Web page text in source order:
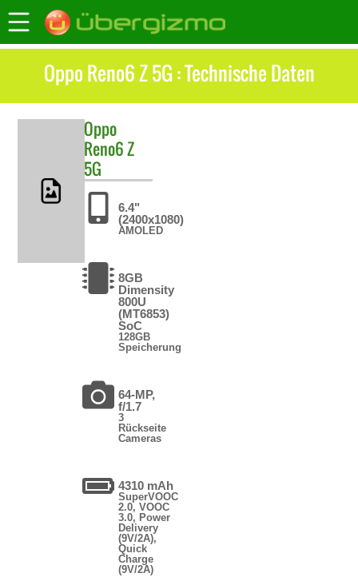
Oppo Reno6 Z 5G : Technische Daten
Oppo
Reno6 Z
5G
6.4"
(2400x1080)
AMOLED
8GB
Dimensity
800U
(MT6853)
SoC
128GB
Speicherung
64-MP,
f/1.7
3
Rückseite
Cameras
4310 mAh
SuperVOOC
2.0, VOOC
3.0, Power
Delivery
(9V/2A),
Quick
Charge
(9V/2A)